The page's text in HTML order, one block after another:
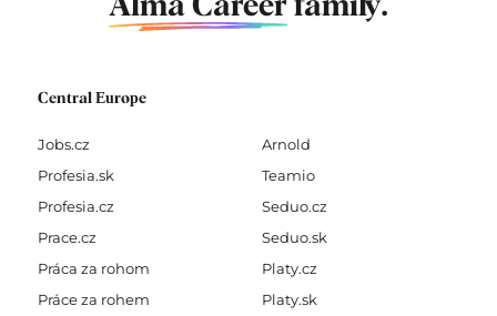
Alma Career family.
Central Europe
Jobs.cz
Profesia.sk
Profesia.cz
Prace.cz
Práca za rohom
Práce za rohem
Arnold
Teamio
Seduo.cz
Seduo.sk
Platy.cz
Platy.sk